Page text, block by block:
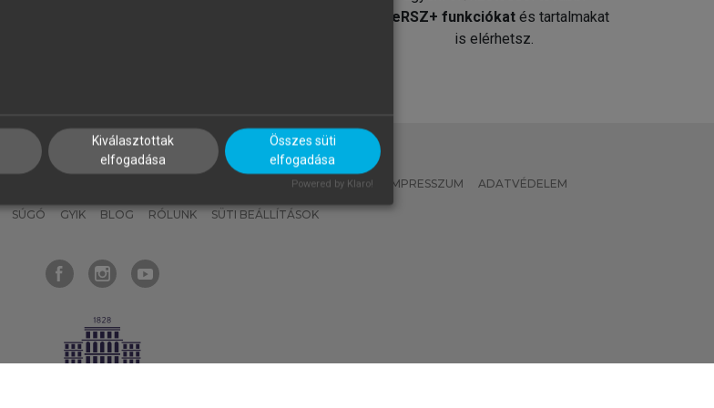
MeRSZ+ funkciókat és tartalmakat
is elérhetsz.
MI – ÁLTALÁNOS IRÁNYELVEK IMPRESSZUM ADATVÉDELEM
SÚGÓ GYIK BLOG RÓLUNK SÜTI BEÁLLÍTÁSOK
Kiválasztottak
elfogadása
Összes süti
elfogadása
Powered by Klaro!